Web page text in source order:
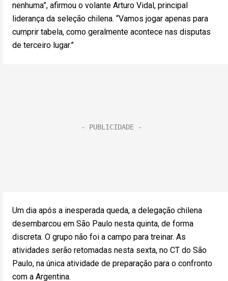
nenhuma”, afirmou o volante Arturo Vidal, principal
liderança da seleção chilena. “Vamos jogar apenas para
cumprir tabela, como geralmente acontece nas disputas
de terceiro lugar.”
Um dia após a inesperada queda, a delegação chilena
desembarcou em São Paulo nesta quinta, de forma
discreta. O grupo não foi a campo para treinar. As
atividades serão retomadas nesta sexta, no CT do São
Paulo, na única atividade de preparação para o confronto
com a Argentina.